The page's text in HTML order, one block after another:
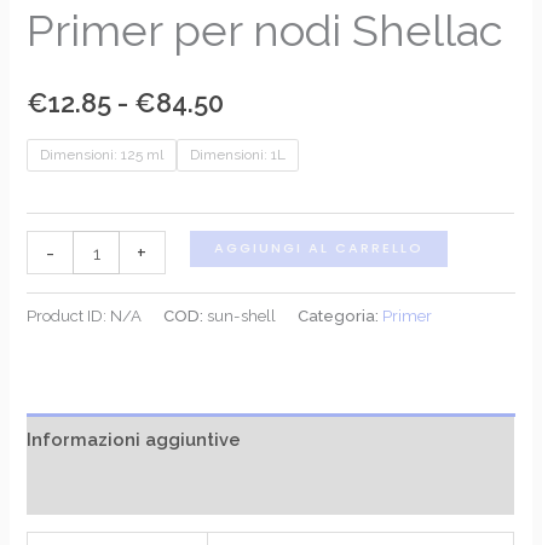
Primer per nodi Shellac
€12.85 - €84.50
di
€12.85
a
€84.50
Dimensioni: 125 ml Dimensioni: 1L
-
nodi
quantità
+ AGGIUNGI AL CARRELLO
Product ID: N/A COD: sun-shell Categoria: Primer
Informazioni aggiuntive